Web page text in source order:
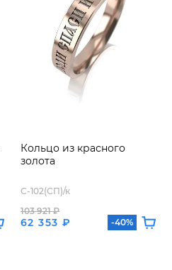
Кольцо из красного
золота
С-102(СП)/к
62 353 ₽
103 921 ₽
-40%